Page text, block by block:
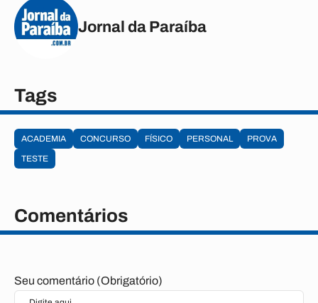
Jornal da Paraíba
Tags
ACADEMIA CONCURSO FÍSICO PERSONAL
PROVA
TESTE
Comentários
Seu comentário (Obrigatório)